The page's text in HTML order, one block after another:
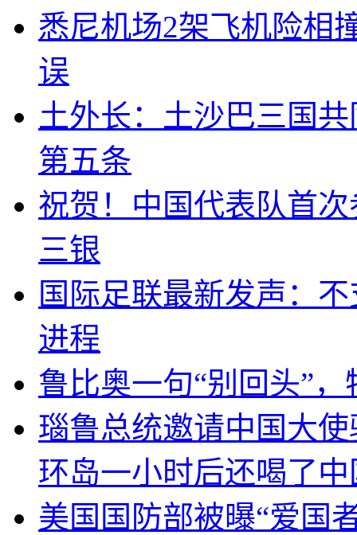
悉尼机场2架飞机险相
误
土外长：土沙巴三国
第五条
祝贺！中国代表队首
三银
国际足联最新发声：
进程
鲁比奥一句“别回头”
瑙鲁总统邀请中国大
环岛一小时后还喝了
美国国防部被曝“爱国